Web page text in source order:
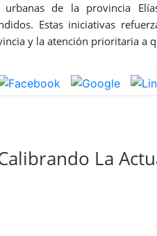
urbanas de la provincia
Estas iniciativas
y la atención prioritaria a
La